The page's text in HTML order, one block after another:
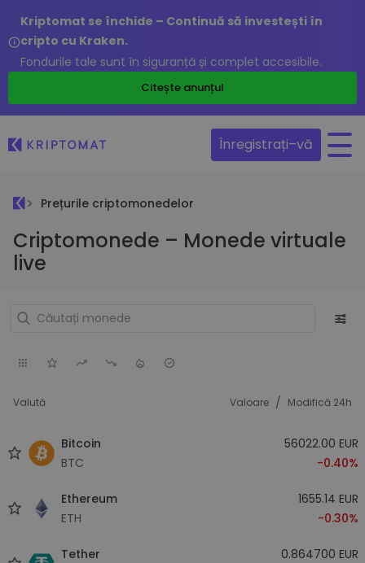
Kriptomat se închide – Continuă să investești în
cripto cu Kraken.
Fondurile tale sunt în siguranță și complet accesibile.
Citește anunțul
Înregistrați–vă
Prețurile criptomonedelor
Criptomonede – Monede virtuale
live
Valută Valoare / Modifică 24h
Bitcoin
BTC
56022.00 EUR
-0.40%
Ethereum
ETH
1655.14 EUR
-0.30%
Tether
0.864700 EUR